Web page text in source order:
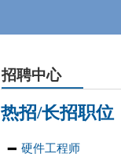
招聘中心
热招/长招职位
 硬件工程师